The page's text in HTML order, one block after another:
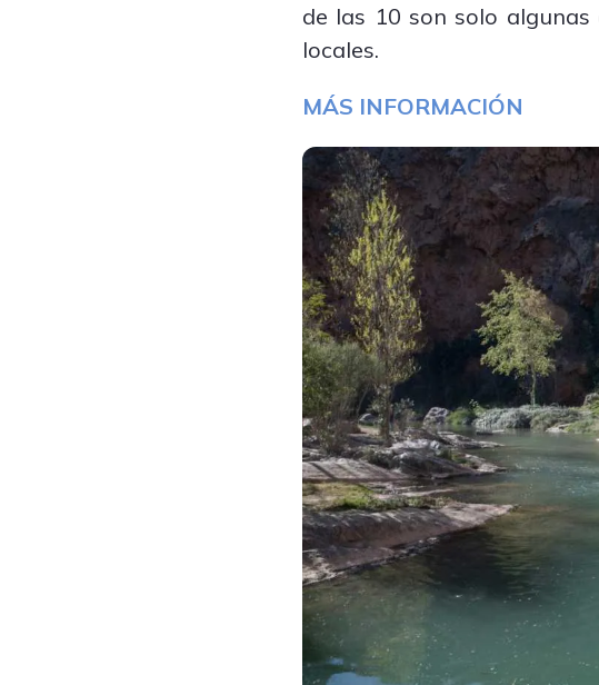
de las 10 son solo
locales.
MÁS INFORMACIÓN